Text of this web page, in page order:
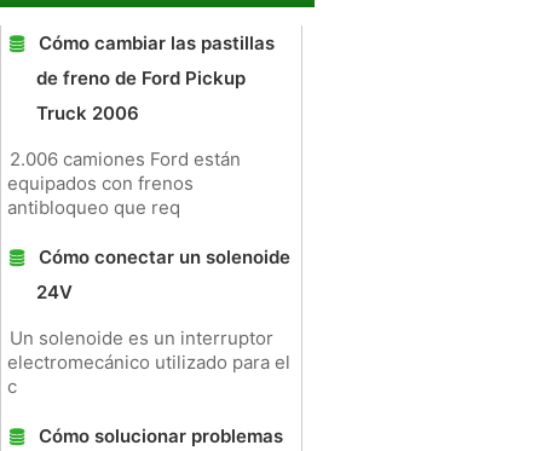
Cómo cambiar las pastillas
de freno de Ford Pickup
Truck 2006
2.006 camiones Ford están
equipados con frenos
antibloqueo que req
Cómo conectar un solenoide
24V
Un solenoide es un interruptor
electromecánico utilizado para el
c
Cómo solucionar problemas